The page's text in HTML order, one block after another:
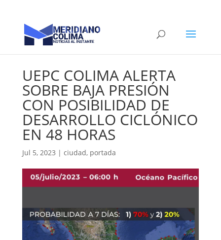
UEPC COLIMA ALERTA
SOBRE BAJA PRESIÓN
CON POSIBILIDAD DE
DESARROLLO CICLÓNICO
EN 48 HORAS
Jul 5, 2023 | ciudad, portada